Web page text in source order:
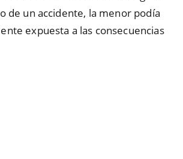
de un accidente, la menor podía
expuesta a las consecuencias